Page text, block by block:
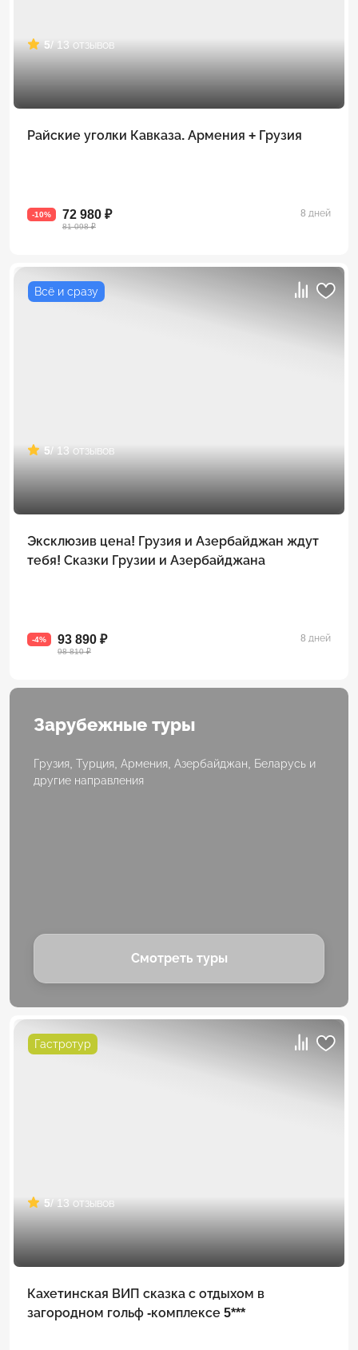
5/ 13 отзывов
Райские уголки Кавказа. Армения + Грузия
-10% 72 980 ₽
81 098 ₽
8 дней
Всё и сразу
5/ 13 отзывов
Эксклюзив цена! Грузия и Азербайджан ждут
тебя! Сказки Грузии и Азербайджана
-4% 93 890 ₽
98 810 ₽
8 дней
Зарубежные туры
Грузия, Турция, Армения, Азербайджан, Беларусь и
другие направления
Смотреть туры
Гастротур
5/ 13 отзывов
Кахетинская ВИП сказка с отдыхом в
загородном гольф -комплексе 5***